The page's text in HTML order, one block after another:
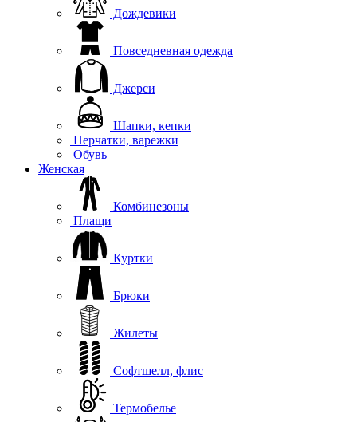
Дождевики
Повседневная одежда
Джерси
Шапки, кепки
Перчатки, варежки
Обувь
Женская
Комбинезоны
Плащи
Куртки
Брюки
Жилеты
Софтшелл, флис
Термобелье